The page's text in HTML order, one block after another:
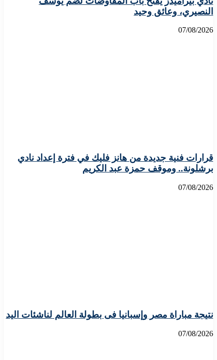
النصيري، وعائق وحيد
07/08/2026
قرارات فنية جديدة من هانز فليك في فترة إعداد نادي
برشلونة.. وموقف حمزة عبد الكريم
07/08/2026
نتيجة مباراة مصر وإسبانيا فى بطولة العالم لناشئات اليد
07/08/2026